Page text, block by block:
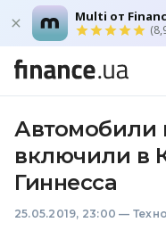
Multi от
Автомобили
включили в
Гиннесса
25.05.2019, 23:00 —